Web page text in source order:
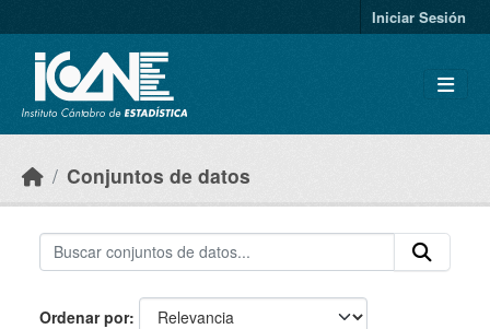
Iniciar Sesión
Conjuntos de datos
Ordenar por